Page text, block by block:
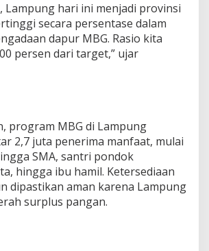
t
e
g
s
p
u
n
g
Lampung hari ini menjadi provinsi
secara persentase dalam
dapur MBG. Rasio kita
persen dari target,” ujar
program MBG di Lampung
2,7 juta penerima manfaat, mulai
SMA, santri pondok
hingga ibu hamil. Ketersediaan
dipastikan aman karena Lampung
surplus pangan.